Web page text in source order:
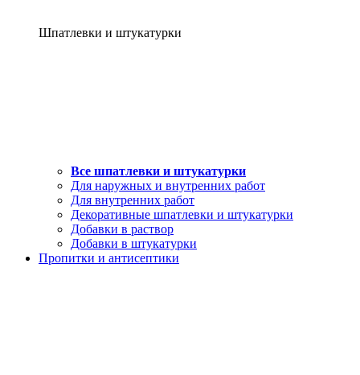
Шпатлевки и штукатурки
Все шпатлевки и штукатурки
Для наружных и внутренних работ
Для внутренних работ
Декоративные шпатлевки и штукатурки
Добавки в раствор
Добавки в штукатурки
Пропитки и антисептики